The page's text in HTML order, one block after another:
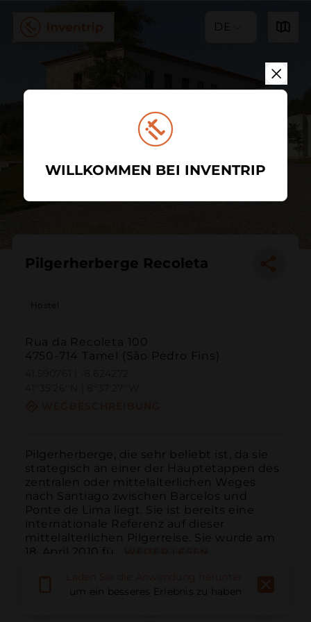
DE
Pilgerherberge Recoleta
Hostel
Rua da Recoleta 100
4750-714 Tamel (São Pedro Fins)
Pilgerherberge, die sehr beliebt ist, da sie
strategisch an einer der Hauptetappen des
zentralen oder mittelalterlichen Weges
nach Santiago zwischen Barcelos und
Ponte de Lima liegt. Sie ist bereits eine
internationale Referenz auf dieser
mittelalterlichen Pilgerreise. Sie wurde am
18. April 2010 fü...
um ein besseres Erlebnis zu haben
WILLKOMMEN BEI INVENTRIP